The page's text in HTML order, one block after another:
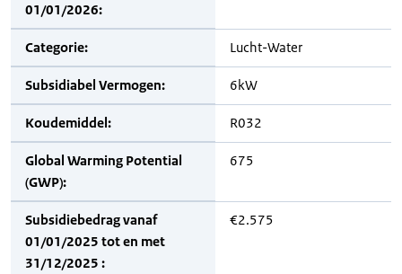
01/01/2026:
Categorie: Lucht-Water
Subsidiabel Vermogen: 6kW
Koudemiddel: R032
Global Warming Potential
(GWP):
675
Subsidiebedrag vanaf
01/01/2025 tot en met
31/12/2025 :
€2.575